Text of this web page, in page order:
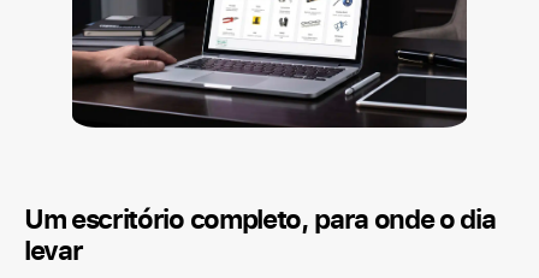
Um escritório completo, para onde o dia
levar